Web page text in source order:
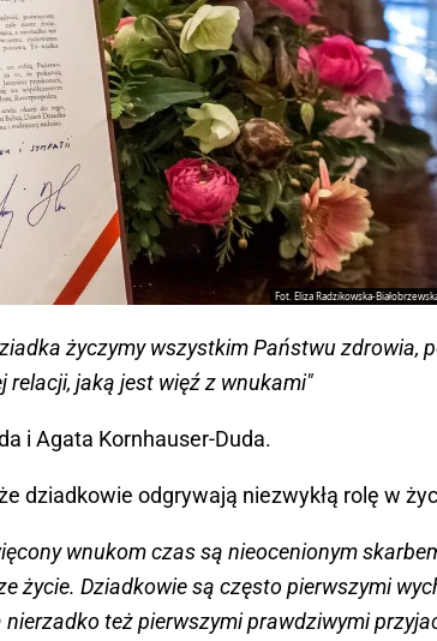
Fot. Eliza Radzikowska-
życzymy wszystkim Państwu zdrowia,
relacji, jaką jest więź z wnukami"
i Agata Kornhauser-Duda.
dziadkowie odgrywają niezwykłą rolę w
wnukom czas są nieocenionym
życie. Dziadkowie są często pierwszymi
też pierwszymi prawdziwymi